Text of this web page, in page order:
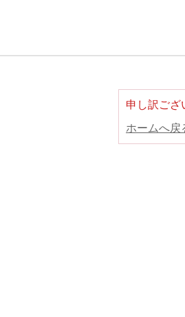
申し訳ござ
ホームへ戻